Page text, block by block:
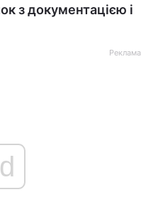
з документацією і
Реклама